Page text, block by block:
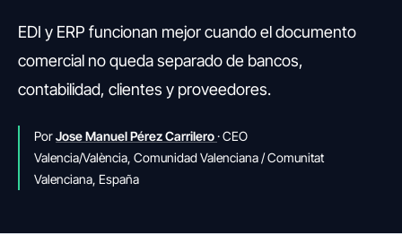
EDI y ERP funcionan mejor cuando el documento
comercial no queda separado de bancos,
contabilidad, clientes y proveedores.
PorJose Manuel Pérez Carrilero· CEO
Valencia/València, Comunidad Valenciana / Comunitat
Valenciana, España